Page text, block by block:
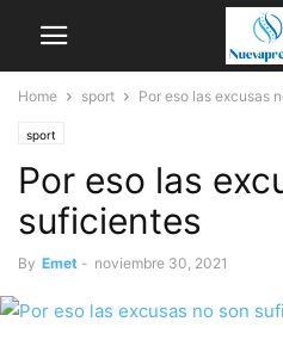
Home sport Por eso las excusas
sport
Por eso las
suficientes
By Emet - noviembre 30, 2021